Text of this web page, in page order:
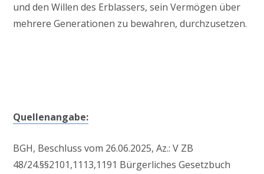
und den Willen des Erblassers, sein Vermögen über
mehrere Generationen zu bewahren, durchzusetzen.
Quellenangabe:
BGH, Beschluss vom 26.06.2025, Az.: V ZB
48/24.§§2101,1113,1191 Bürgerliches Gesetzbuch